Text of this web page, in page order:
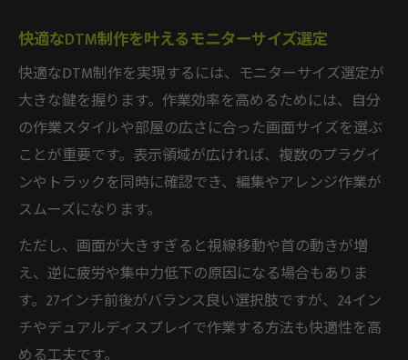
快適なDTM制作を叶えるモニターサイズ選定
快適なDTM制作を実現するには、モニターサイズ選定が
大きな鍵を握ります。作業効率を高めるためには、自分
の作業スタイルや部屋の広さに合った画面サイズを選ぶ
ことが重要です。表示領域が広ければ、複数のプラグイ
ンやトラックを同時に確認でき、編集やアレンジ作業が
スムーズになります。
ただし、画面が大きすぎると視線移動や首の動きが増
え、逆に疲労や集中力低下の原因になる場合もありま
す。27インチ前後がバランス良い選択肢ですが、24イン
チやデュアルディスプレイで作業する方法も快適性を高